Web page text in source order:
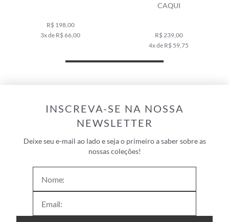
R$ 198,00
3x de R$ 66,00
CAQUI
R$ 239,00
4x de R$ 59,75
INSCREVA-SE NA NOSSA
NEWSLETTER
Deixe seu e-mail ao lado e seja o primeiro a saber sobre as
nossas coleções!